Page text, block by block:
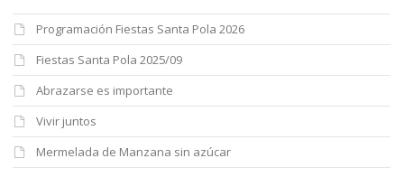
Programación Fiestas Santa Pola 2026
Fiestas Santa Pola 2025/09
Abrazarse es importante
Vivir juntos
Mermelada de Manzana sin azúcar